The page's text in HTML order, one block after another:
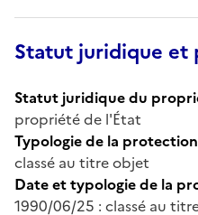
Statut juridique et
Statut juridique du
propriété de l'État
Typologie de la protection
classé au titre objet
Date et typologie de la
1990/06/25 : classé au